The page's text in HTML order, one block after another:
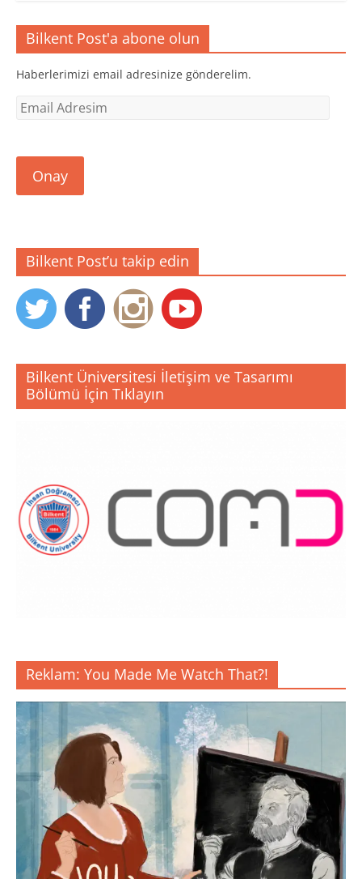
Bilkent Post'a abone olun
Haberlerimizi email adresinize gönderelim.
Email
Onay
Bilkent Post’u takip edin
Bilkent Üniversitesi İletişim ve Tasarımı
Bölümü İçin Tıklayın
Reklam: You Made Me Watch That?!